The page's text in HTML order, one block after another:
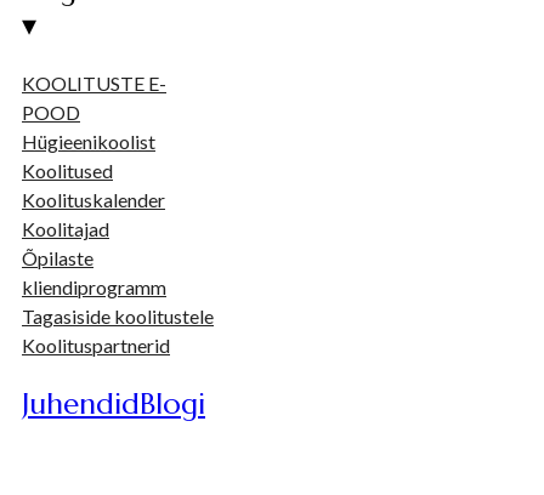
▾
KOOLITUSTE E-
POOD
Hügieenikoolist
Koolitused
Koolituskalender
Koolitajad
Õpilaste
kliendiprogramm
Tagasiside koolitustele
Koolituspartnerid
JuhendidBlogi